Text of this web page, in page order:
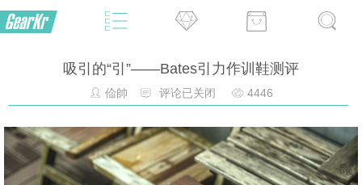
吸引的“引”——Bates引力作训鞋测评
佡帥 评论已关闭 4446